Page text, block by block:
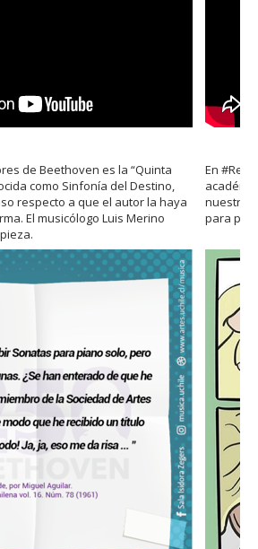
de Beethoven es la “Quinta
como Sinfonía del Destino,
respecto a que el autor la haya
El musicólogo Luis Merino
En
nuestras
para